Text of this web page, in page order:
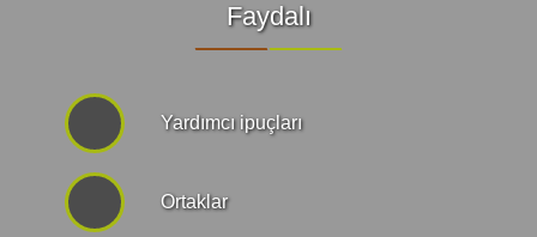
Faydalı
Yardımcı ipuçları
Ortaklar